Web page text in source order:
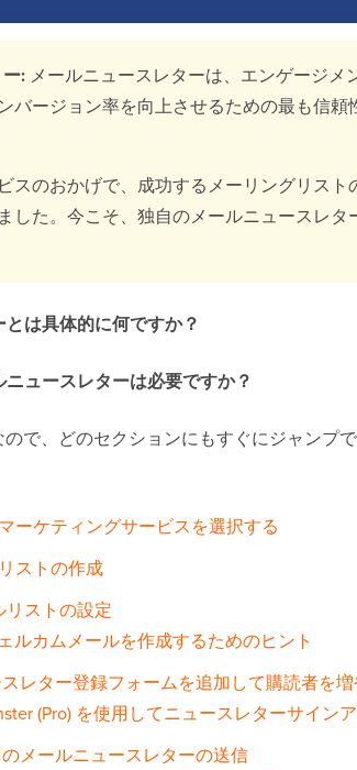
: メールニュースレターは、エンゲージメ
バージョン率を向上させるための最も信頼
スのおかげで、成功するメーリングリスト
した。今こそ、独自のメールニュースレタ
は具体的に何ですか？
ュースレターは必要ですか？
で、どのセクションにもすぐにジャンプ
ーケティングサービスを選択する
ストの作成
リストの設定
ルカムメールを作成するためのヒント
レター登録フォームを追加して購読者を
(Pro) を使用してニュースレターサイン
メールニュースレターの送信